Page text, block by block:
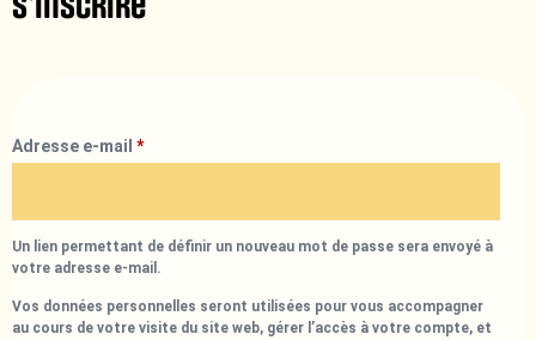
Adresse e-mail *
Un lien permettant de définir un nouveau mot de passe sera envoyé à
votre adresse e-mail.
Vos données personnelles seront utilisées pour vous accompagner
au cours de votre visite du site web, gérer l’accès à votre compte, et